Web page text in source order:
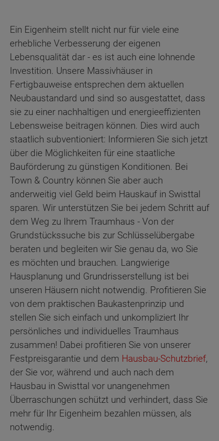
Ein Eigenheim stellt nicht nur für viele eine
erhebliche Verbesserung der eigenen
Lebensqualität dar - es ist auch eine lohnende
Investition. Unsere Massivhäuser in
Fertigbauweise entsprechen dem aktuellen
Neubaustandard und sind so ausgestattet, dass
sie zu einer nachhaltigen und energieeffizienten
Lebensweise beitragen können. Dies wird auch
staatlich subventioniert: Informieren Sie sich jetzt
über die Möglichkeiten für eine staatliche
Bauförderung zu günstigen Konditionen. Bei
Town & Country können Sie aber auch
anderweitig viel Geld beim Hauskauf in Swisttal
sparen. Wir unterstützen Sie bei jedem Schritt auf
dem Weg zu Ihrem Traumhaus - Von der
Grundstückssuche bis zur Schlüsselübergabe
beraten und begleiten wir Sie genau da, wo Sie
es möchten und brauchen. Langwierige
Hausplanung und Grundrisserstellung ist bei
unseren Häusern nicht notwendig. Profitieren Sie
von dem praktischen Baukastenprinzip und
stellen Sie sich einfach und unkompliziert Ihr
persönliches und individuelles Traumhaus
zusammen! Dabei profitieren Sie von unserer
Festpreisgarantie und dem Hausbau-Schutzbrief,
der Sie vor, während und auch nach dem
Hausbau in Swisttal vor unangenehmen
Überraschungen schützt und verhindert, dass Sie
mehr für Ihr Eigenheim bezahlen müssen, als
notwendig.